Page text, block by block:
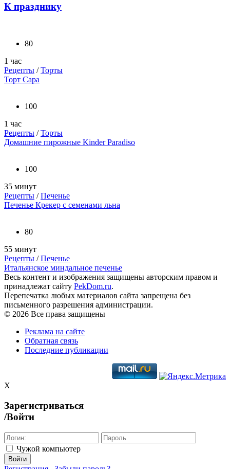
К празднику
80
1 час
Рецепты /Торты
Торт Сара
100
1 час
Рецепты /Торты
Домашние пирожные Kinder Paradiso
100
35 минут
Рецепты /Печенье
Печенье Крекер с семенами льна
80
55 минут
Рецепты /Печенье
Итальянское миндальное печенье
Весь контент и изображения защищены авторским правом и
принадлежат сайту PekDom.ru.
Перепечатка любых материалов сайта запрещена без
письменного разрешения администрации.
© 2026 Все права защищены
Реклама на сайте
Обратная связь
Последние публикации
X
Зарегистриваться
/Войти
Чужой компьютер
Войти